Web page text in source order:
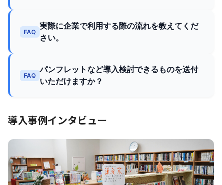
FAQ
実際に企業で利用する際の流れを教えてくだ
さい。
FAQ
パンフレットなど導入検討できるものを送付
いただけますか？
導入事例インタビュー